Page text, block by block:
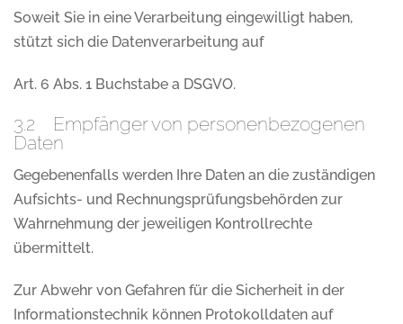
Soweit Sie in eine Verarbeitung eingewilligt haben,
stützt sich die Datenverarbeitung auf
Art. 6 Abs. 1 Buchstabe a DSGVO.
3.2 Empfänger von personenbezogenen
Daten
Gegebenenfalls werden Ihre Daten an die zuständigen
Aufsichts- und Rechnungsprüfungsbehörden zur
Wahrnehmung der jeweiligen Kontrollrechte
übermittelt.
Zur Abwehr von Gefahren für die Sicherheit in der
Informationstechnik können Protokolldaten auf